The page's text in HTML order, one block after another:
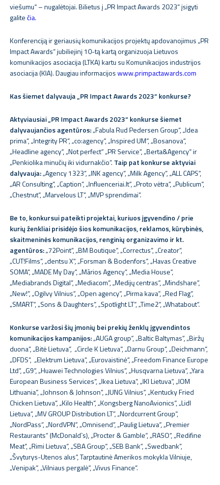
viešumu“ – nugalėtojai. Bilietus į „PR Impact Awards 2023“ įsigyti
galitečia.
Konferenciją ir geriausių komunikacijos projektų apdovanojimus „PR
Impact Awards“ jubiliejinį 10-tą kartą organizuoja Lietuvos
komunikacijos asociacija (LTKA) kartu su Komunikacijos industrijos
asociacija (KIA). Daugiau informacijoswww.primpactawards.com
Kas šiemet dalyvauja „PR Impact Awards 2023“ konkurse?
Aktyviausiai „PR Impact Awards 2023“ konkurse šiemet
dalyvaujančios agentūros:„Fabula Rud Pedersen Group“, „Idea
prima“, „Integrity PR“, „co:agency“, „Inspired UM“, „Bosanova“,
„Headline agency“, „Not perfect“ „PR Service“, „Berta&Agency“ ir
„Penkiolika minučių iki vidurnakčio“. Taip pat konkurse aktyviai
dalyvauja:„Agency 1323“, „INK agency“, „Milk Agency“, „ALL CAPS“,
„AR Consulting“, „Caption“, „Influenceriai.lt“, „Proto vėtra“, „Publicum“,
„Chestnut“, „Marvelous LT“, „MVP sprendimai“.
Be to, konkursui pateikti projektai, kuriuos įgyvendino / prie
kurių ženkliai prisidėjo šios komunikacijos, reklamos, kūrybinės,
skaitmeninės komunikacijos, renginių organizavimo ir kt.
agentūros:„72Point“, „BM Boutique“, „Correctus“, „Creator“,
„CUT!Films“, „dentsu X“, „Forsman & Bodenfors“, „Havas Creative
SOMA“, „MADE My Day“, „Mãrios Agency“, „Media House“,
„Mediabrands Digital“, „Mediacom“, „Medijų centras“, „Mindshare“,
„New!“, „Ogilvy Vilnius“, „Open agency“, „Pirma kava“, „Red Flag“,
„SMART“, „Sons & Daughters“, „Spotlight LT“, „Time2“, „Whatabout“.
Konkurse varžosi šių įmonių bei prekių ženklų įgyvendintos
komunikacijos kampanijos:„AUGA group“, „Baltic Baltymas“, „Biržų
duona“, „Bitė Lietuva“, „Circle K Lietuva“, „Darnu Group“, „Deichmann“,
„DFDS“, „Elektrum Lietuva“, „Eurovaistinė“, „Freedom Finance Europe
Ltd“, „G9“, „Huawei Technologies Vilnius“, „Husqvarna Lietuva“, „Yara
European Business Services“, „Ikea Lietuva“, „IKI Lietuva“, „IOM
Lithuania“, „Johnson & Johnson“, „JUNG Vilnius“, „Kentucky Fried
Chicken Lietuva“, „Kilo Health“, „Kongsberg NanoAvionics“, „Lidl
Lietuva“, „MV GROUP Distribution LT“, „Nordcurrent Group“,
„NordPass“, „NordVPN“, „Omnisend“, „Paulig Lietuva“, „Premier
Restaurants“ (McDonald`s), „Procter & Gamble“, „RASO“, „Redifine
Meat“, „Rimi Lietuva“, „SBA Group“, „SEB Bank“, „Swedbank“,
„Švyturys-Utenos alus“, Tarptautinė Amerikos mokykla Vilniuje,
„Venipak“, „Vilniaus pergalė“, „Vivus Finance“.